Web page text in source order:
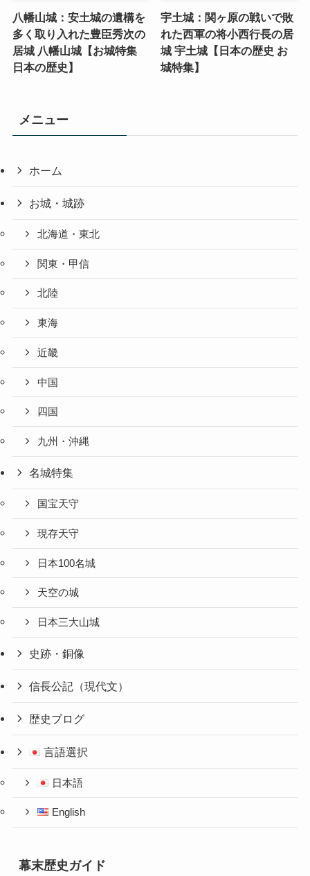
八幡山城：安土城の遺構を
多く取り入れた豊臣秀次の
居城 八幡山城【お城特集
日本の歴史】
宇土城：関ヶ原の戦いで敗
れた西軍の将小西行長の居
城 宇土城【日本の歴史 お
城特集】
メニュー
ホーム
お城・城跡
北海道・東北
関東・甲信
北陸
東海
近畿
中国
四国
九州・沖縄
名城特集
国宝天守
現存天守
日本100名城
天空の城
日本三大山城
史跡・銅像
信長公記（現代文）
歴史ブログ
言語選択
日本語
English
幕末歴史ガイド